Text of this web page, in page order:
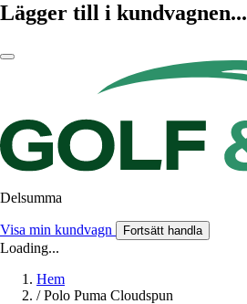
Lägger till i kundvagnen...
Delsumma
Visa min kundvagn Fortsätt handla
Loading...
Hem
/ Polo Puma Cloudspun